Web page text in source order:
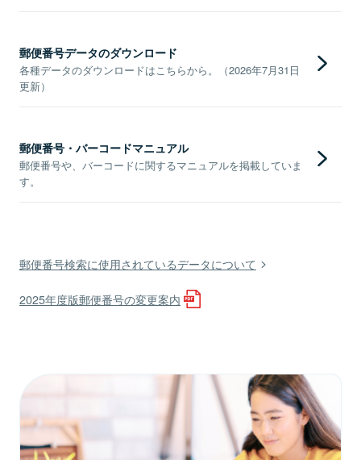
郵便番号データのダウンロード
各種データのダウンロードはこちらから。（2026年7月31日
更新）
郵便番号・バーコードマニュアル
郵便番号や、バーコードに関するマニュアルを掲載していま
す。
郵便番号検索に使用されているデータについて
2025年度版郵便番号の変更案内